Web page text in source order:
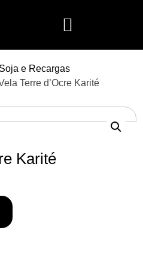
e Recargas
Terre d’Ocre Karité
Karité